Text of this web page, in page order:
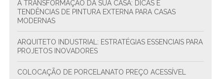
A TRANSFORMAÇÃO DA SUA CASA: DICAS E
TENDÊNCIAS DE PINTURA EXTERNA PARA CASAS
MODERNAS
ARQUITETO INDUSTRIAL: ESTRATÉGIAS ESSENCIAIS PARA
PROJETOS INOVADORES
COLOCAÇÃO DE PORCELANATO PREÇO ACESSÍVEL